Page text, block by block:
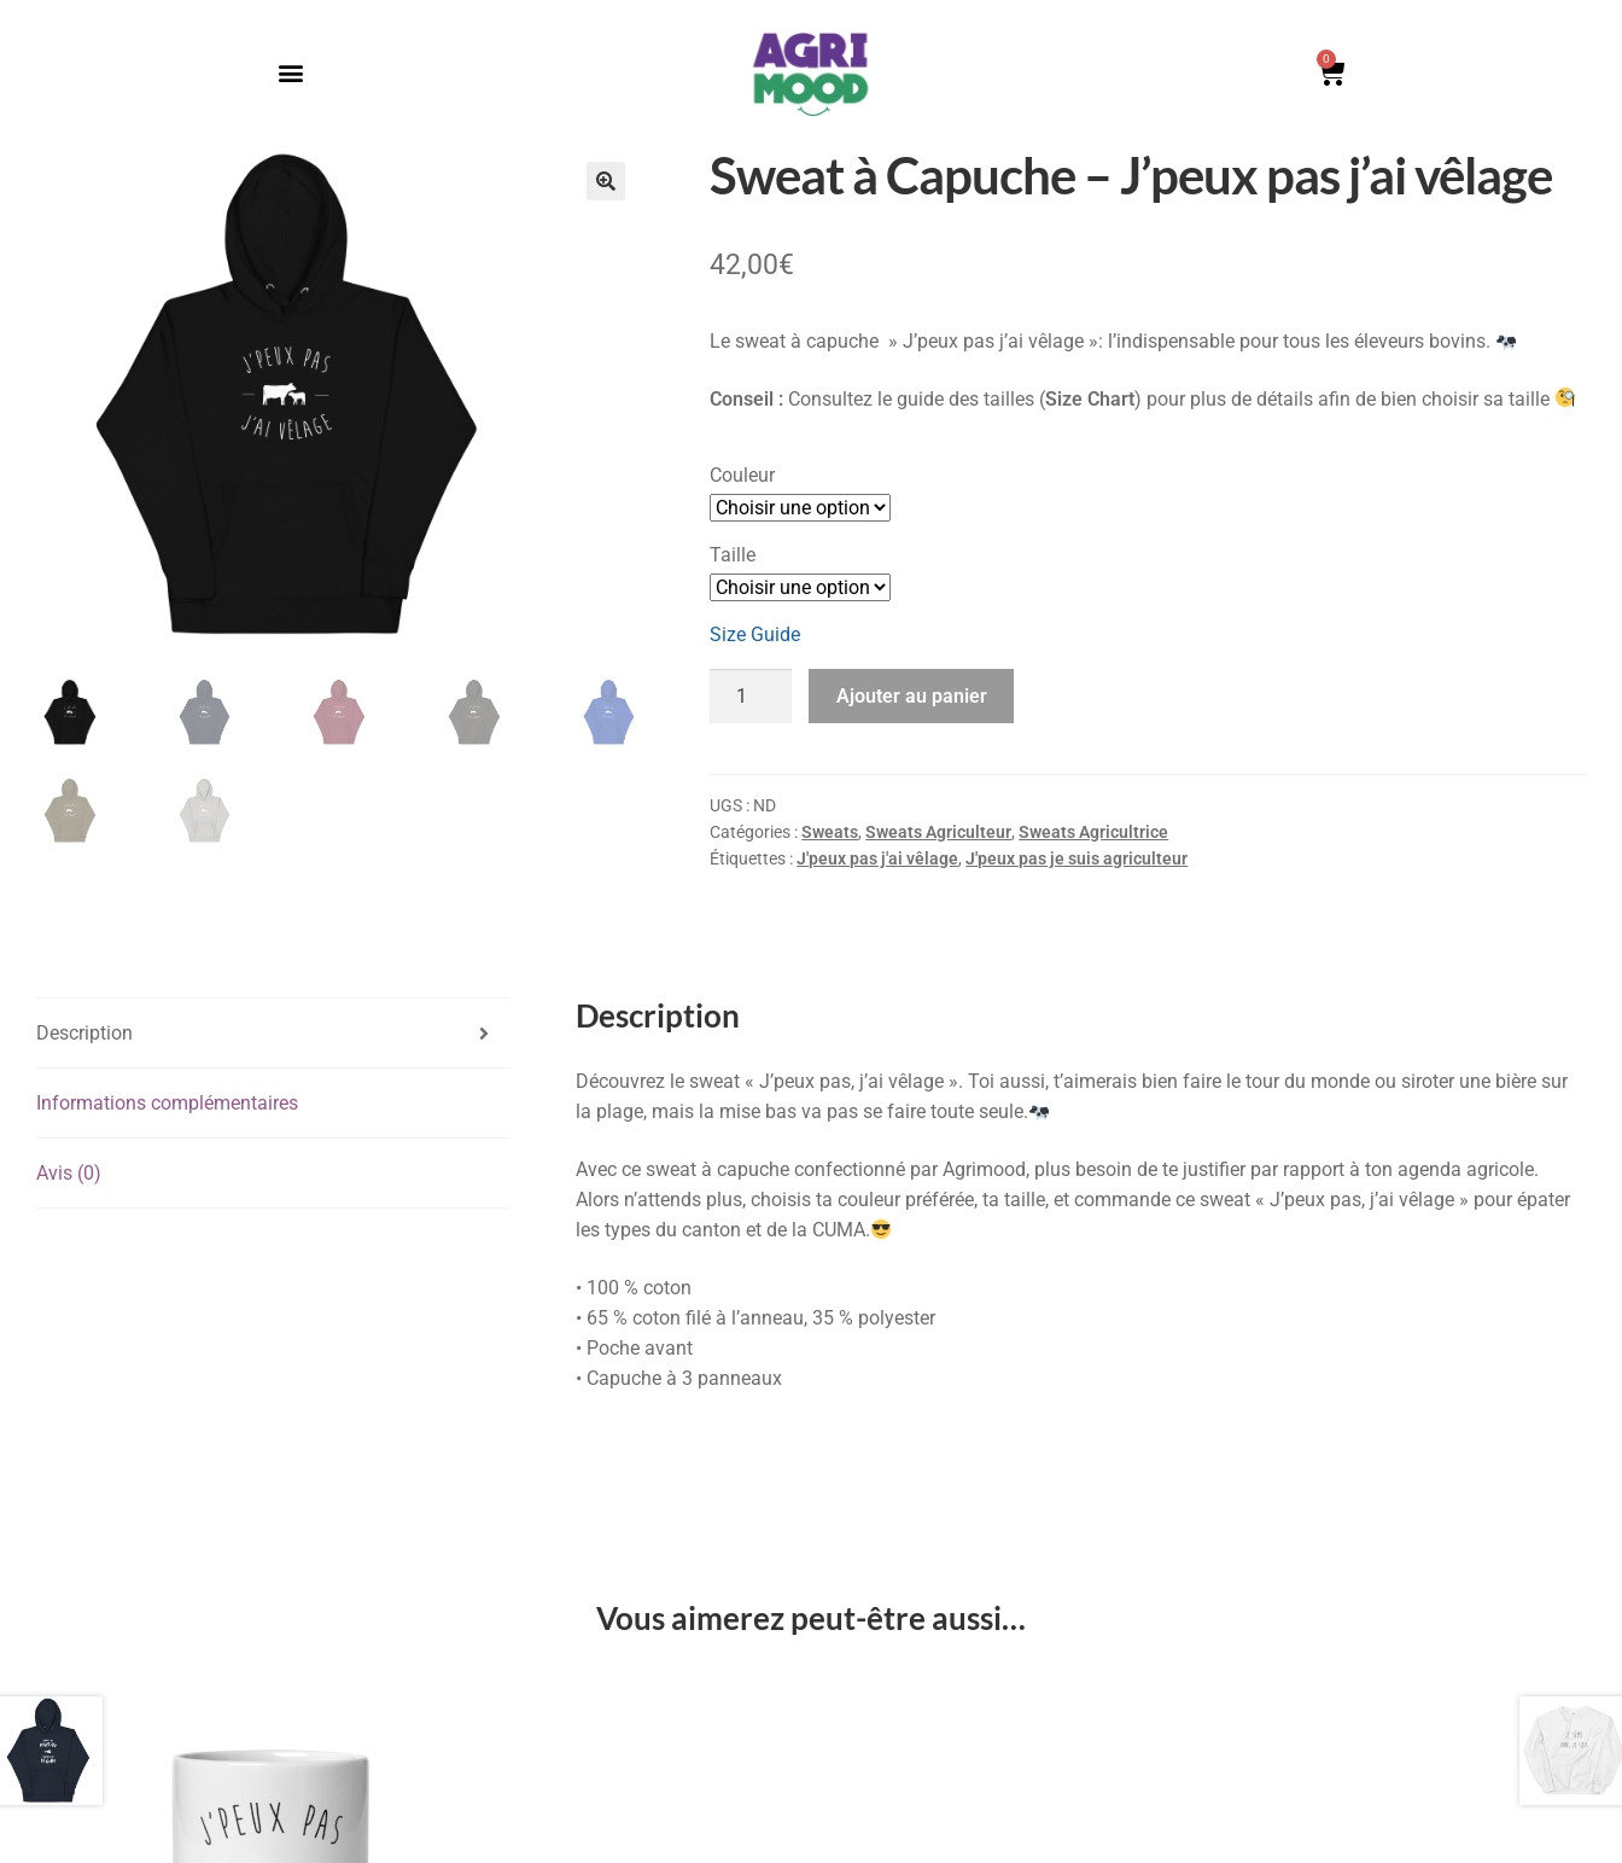
0
Sweat à Capuche – J’peux pas j’ai vêlage
42,00€
Le sweat à capuche » J’peux pas j’ai vêlage »: l’indispensable pour tous les éleveurs bovins.
Conseil : Consultez le guide des tailles (Size Chart) pour plus de détails afin de bien choisir sa taille
Couleur
Taille
Size Guide
Ajouter au panier
UGS : ND
Catégories :Sweats,Sweats Agriculteur,Sweats Agricultrice
Étiquettes :J'peux pas j'ai vêlage,J'peux pas je suis agriculteur
Description
Informations complémentaires
Avis (0)
Description
Découvrez le sweat « J’peux pas, j’ai vêlage ». Toi aussi, t’aimerais bien faire le tour du monde ou siroter une bière sur
la plage, mais la mise bas va pas se faire toute seule.
Avec ce sweat à capuche confectionné par Agrimood, plus besoin de te justifier par rapport à ton agenda agricole.
Alors n’attends plus, choisis ta couleur préférée, ta taille, et commande ce sweat « J’peux pas, j’ai vêlage » pour épater
les types du canton et de la CUMA.
• 100 % coton
• 65 % coton filé à l’anneau, 35 % polyester
• Poche avant
• Capuche à 3 panneaux
Vous aimerez peut-être aussi…